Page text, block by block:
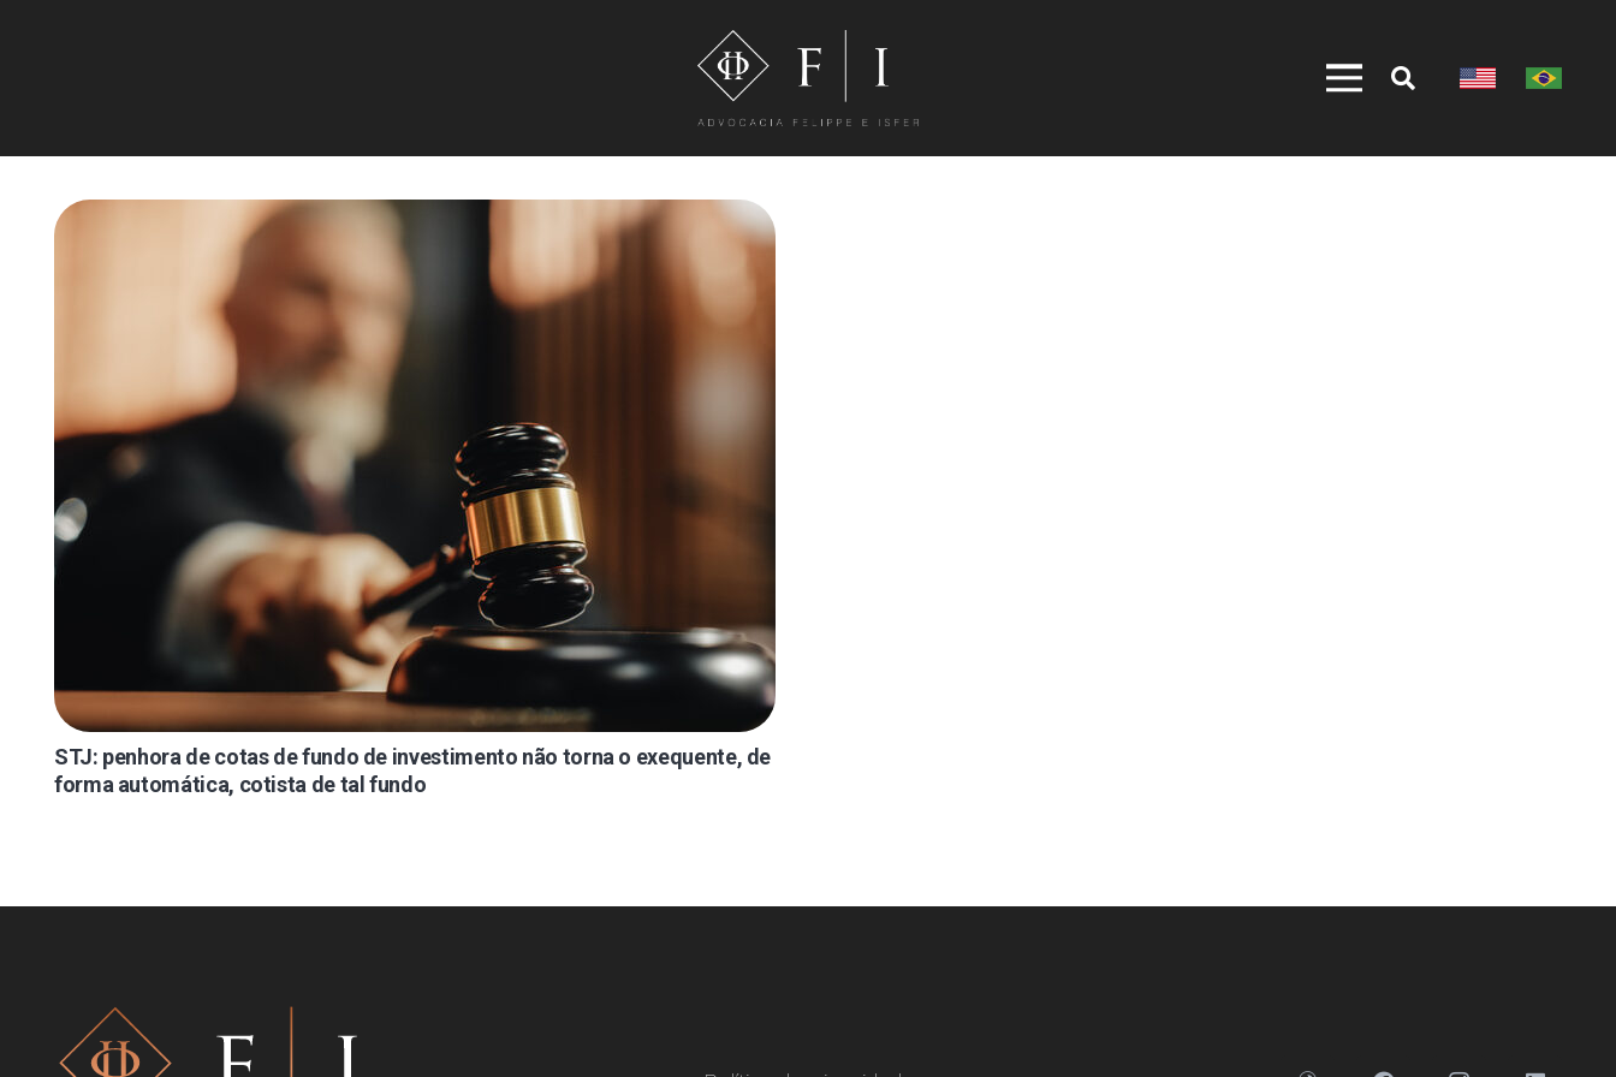
STJ: penhora de cotas de fundo de investimento não torna o exequente, de
forma automática, cotista de tal fundo